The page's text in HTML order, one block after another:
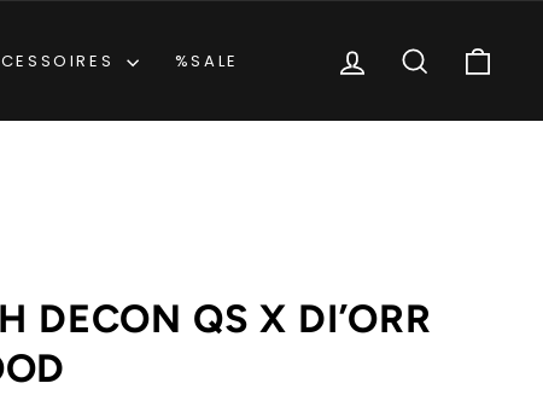
%SALE EINLOGGEN
SUCHE
DECON QS X DI’ORR